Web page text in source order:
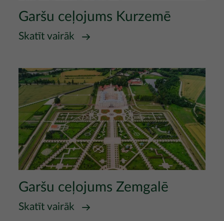
Garšu ceļojums Kurzemē
Skatīt vairāk
Attēls
Garšu ceļojums Zemgalē
Skatīt vairāk